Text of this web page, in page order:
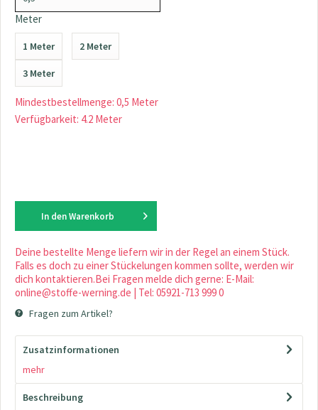
Meter
1 Meter 2 Meter
3 Meter
Mindestbestellmenge: 0,5 Meter
Verfügbarkeit: 4.2 Meter
In den Warenkorb
Deine bestellte Menge liefern wir in der Regel an einem Stück.
Falls es doch zu einer Stückelungen kommen sollte, werden wir
dich kontaktieren.Bei Fragen melde dich gerne: E-Mail:
online@stoffe-werning.de | Tel: 05921-713 999 0
Fragen zum Artikel?
Zusatzinformationen
mehr
Beschreibung